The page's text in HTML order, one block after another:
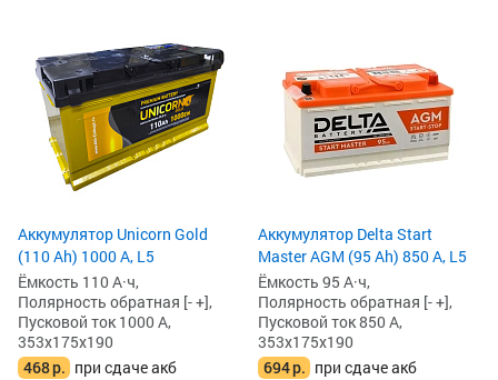
Аккумулятор Unicorn Gold
(110 Ah) 1000 А, L5
Ёмкость 110 А·ч,
Полярность обратная [- +],
Пусковой ток 1000 А,
353x175x190
468р. при сдаче акб
Аккумулятор Delta Start
Master AGM (95 Ah) 850 А, L5
Ёмкость 95 А·ч,
Полярность обратная [- +],
Пусковой ток 850 А,
353x175x190
694р. при сдаче акб